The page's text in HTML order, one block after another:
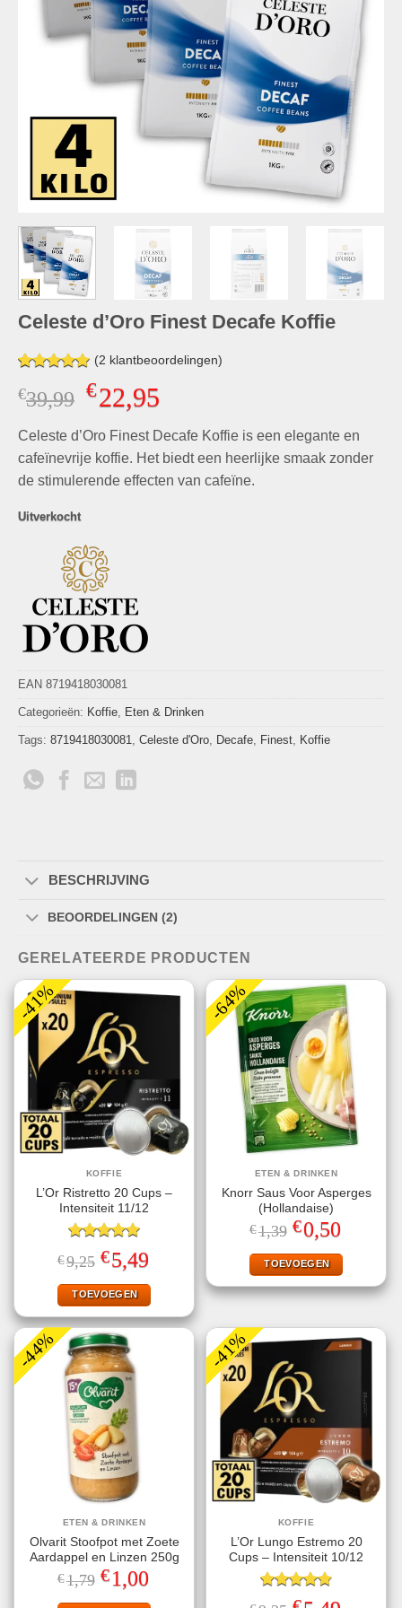
Celeste d’Oro Finest Decafe Koffie
Gewaardeerd
5.00op 5
gebaseerd
waarderingen
(2 klantbeoordelingen)
€39,99 Oorspronkelijke
was:
€39,99.
€22,95Huidige
is:
€22,95.
Celeste d’Oro Finest Decafe Koffie is een elegante en
cafeïnevrije koffie. Het biedt een heerlijke smaak zonder
de stimulerende effecten van cafeïne.
Uitverkocht
EAN 8719418030081
Categorieën: Koffie, Eten & Drinken
Tags: 8719418030081, Celeste d'Oro, Decafe, Finest, Koffie
BESCHRIJVING
BEOORDELINGEN (2)
GERELATEERDE PRODUCTEN
-41%
KOFFIE
L’Or Ristretto 20 Cups –
Intensiteit 11/12
Gewaardeerd
5.00uit 5
€9,25 Oorspronkelijke
prijs
was:
€9,25.
€5,49
is:
€5,49.
TOEVOEGEN
-64%
ETEN & DRINKEN
Knorr Saus Voor Asperges
(Hollandaise)
€1,39 Oorspronkelijke
prijs
was:
€1,39.
€0,50
is:
€0,50.
TOEVOEGEN
-44%
ETEN & DRINKEN
Olvarit Stoofpot met Zoete
Aardappel en Linzen 250g
€1,79 Oorspronkelijke
prijs
was:
€1,00
is:
-41%
KOFFIE
L’Or Lungo Estremo 20
Cups – Intensiteit 10/12
Gewaardeerd
Oorspronkelijke